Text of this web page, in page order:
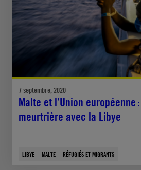
7 septembre, 2020
Malte et l’Union européenne
meurtrière avec la Libye
LIBYE MALTE RÉFUGIÉS ET MIGRANTS